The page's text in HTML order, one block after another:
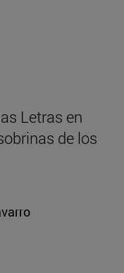
Letras en
de los